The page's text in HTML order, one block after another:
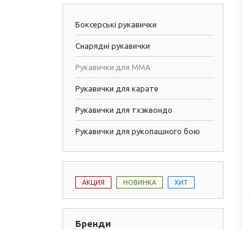
Боксерські рукавички
Снарядні рукавички
Рукавички для ММА
Рукавички для карате
Рукавички для тхэквондо
Рукавички для рукопашного бою
АКЦИЯ НОВИНКА ХИТ
Бренди